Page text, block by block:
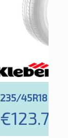
235/45R18 94Y
€123.73